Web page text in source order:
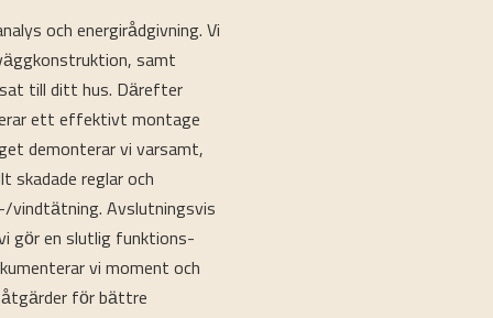
och energirådgivning. Vi
samt
till ditt hus. Därefter
ett effektivt montage
demonterar vi varsamt,
skadade reglar och
vindtätning. Avslutningsvis
gör en slutlig funktions-
vi moment och
åtgärder för bättre